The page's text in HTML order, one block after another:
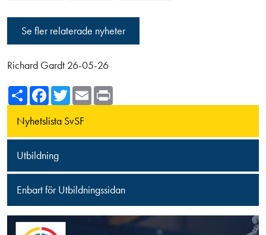
Nyhetslista SvSF
Utbildning
Enbart för Utbildningssidan
Se fler relaterade nyheter
Richard Gardt 26-05-26
ShareFacebook
TwitterEmail